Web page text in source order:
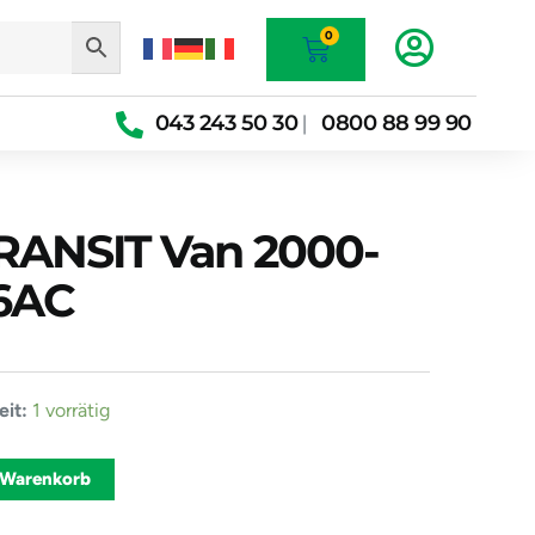
0
Warenkorb
043 243 50 30| 0800 88 99 90
Van 2000-
1 vorrätig